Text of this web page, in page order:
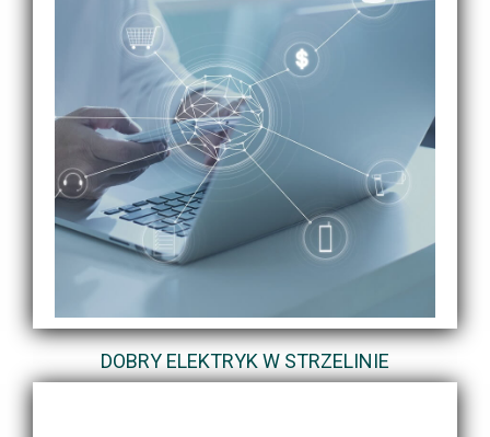
DOBRY ELEKTRYK W STRZELINIE